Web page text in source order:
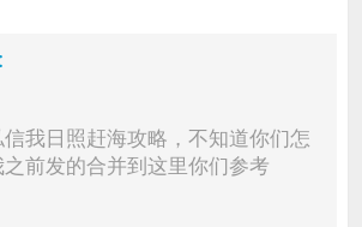
:
我日照赶海攻略，不知道你们怎
前发的合并到这里你们参考